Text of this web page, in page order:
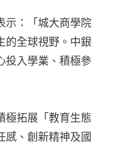
示：「城大商學院
的全球視野。中銀
投入學業、積極參
極拓展「教育生態
感、創新精神及國